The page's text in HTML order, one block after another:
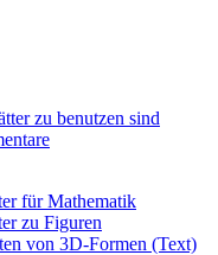
zu benutzen sind
für Mathematik
zu Figuren
von 3D-Formen (Text)